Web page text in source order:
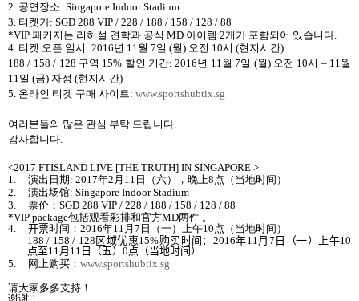
2. 공연장소: Singapore Indoor Stadium
3. 티켓가: SGD 288 VIP / 228 / 188 / 158 / 128 / 88
*VIP 패키지는 리허설 견학과 공식 MD 아이템 2개가 포함되어 있습니다.
4. 티켓 오픈 일시 : 2016년 11월 7일 (월) 오전 10시 (현지시간)
188 / 158 / 128 구역 15% 할인 기간: 2016년 11월7일 (월) 오전 10시 – 11월
11일 (금) 자정 (현지시간)
5. 온라인 티켓 구매 사이트: www.sportshubtix.sg
여러분들의 많은 관심 부탁 드립니다.
감사합니다.
<2017 FTISLAND LIVE [THE TRUTH] IN SINGAPORE >
1.
演出日期: 2017年2 月 11 日 （六）， 晚上8点 （ 当地时间 ）
2.
演出场馆: Singapore Indoor Stadium
3.
票价 ： SGD 288 VIP / 228 / 188 / 158 / 128 / 88
*VIP package包括观看彩排和官方MD两件 。
4.
开票时间 ： 2016年11 月 7 日 （一） 上午10点 （ 当地时间 ）
188 / 158 / 128 区域优惠15%购买时间 ： 2016年11月 7 日 （一） 上午10
点至11月 11 日 （五） 0点 （当地时间 ）
5.
网上购买 ： www.sportshubtix.sg
请大家多多支持 ！
谢谢 ！